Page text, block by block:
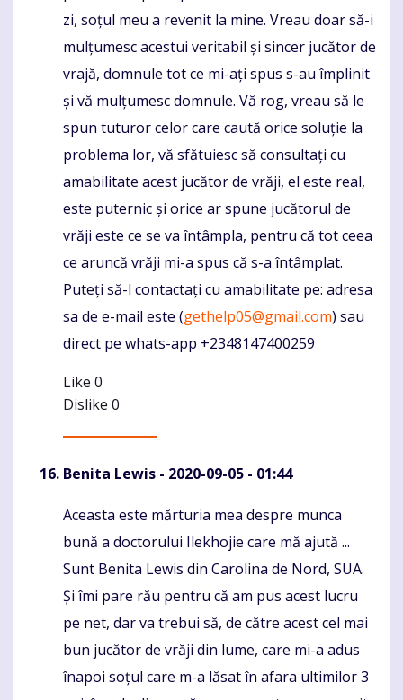
zi, soțul meu a revenit la mine. Vreau doar să-i
mulțumesc acestui veritabil și sincer jucător de
vrajă, domnule tot ce mi-ați spus s-au împlinit
și vă mulțumesc domnule. Vă rog, vreau să le
spun tuturor celor care caută orice soluție la
problema lor, vă sfătuiesc să consultați cu
amabilitate acest jucător de vrăji, el este real,
este puternic și orice ar spune jucătorul de
vrăji este ce se va întâmpla, pentru că tot ceea
ce aruncă vrăji mi-a spus că s-a întâmplat.
Puteți să-l contactați cu amabilitate pe: adresa
sa de e-mail este (gethelp05@gmail.com) sau
direct pe whats-app +2348147400259
Like 0
Dislike 0
Benita Lewis - 2020-09-05 - 01:44
Komentaras
Aceasta este mărturia mea despre munca
bună a doctorului Ilekhojie care mă ajută ...
Sunt Benita Lewis din Carolina de Nord, SUA.
Și îmi pare rău pentru că am pus acest lucru
pe net, dar va trebui să, de către acest cel mai
bun jucător de vrăji din lume, care mi-a adus
înapoi soțul care m-a lăsat în afara ultimilor 3